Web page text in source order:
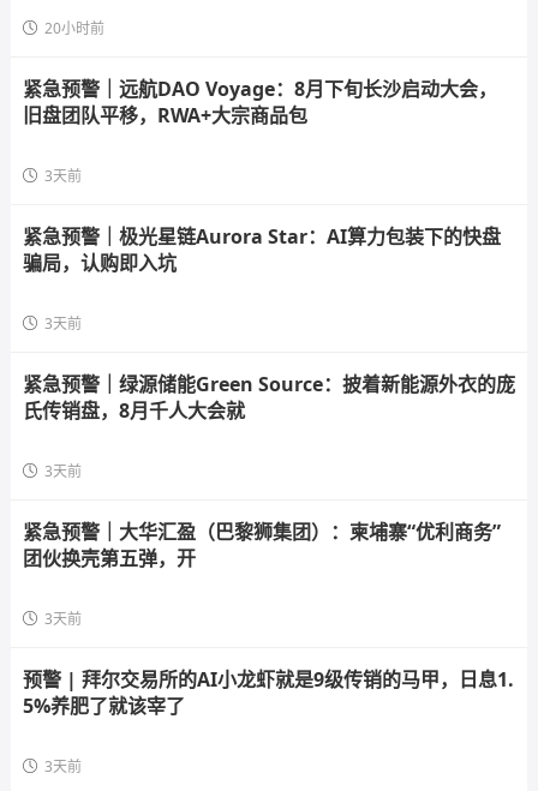
20小时前
紧急预警｜远航DAO Voyage：8月下旬长沙启动大会，
旧盘团队平移，RWA+大宗商品包
3天前
紧急预警｜极光星链Aurora Star：AI算力包装下的快盘
骗局，认购即入坑
3天前
紧急预警｜绿源储能Green Source：披着新能源外衣的庞
氏传销盘，8月千人大会就
3天前
紧急预警｜大华汇盈（巴黎狮集团）：柬埔寨“优利商务”
团伙换壳第五弹，开
3天前
预警 | 拜尔交易所的AI小龙虾就是9级传销的马甲，日息1.
5%养肥了就该宰了
3天前